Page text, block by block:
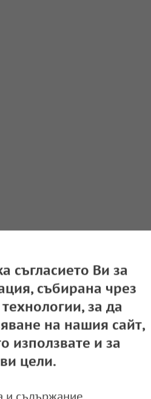
цените на петрола
съгласието Ви за
събирана чрез
за да
на нашия сайт,
използвате и за
цели.